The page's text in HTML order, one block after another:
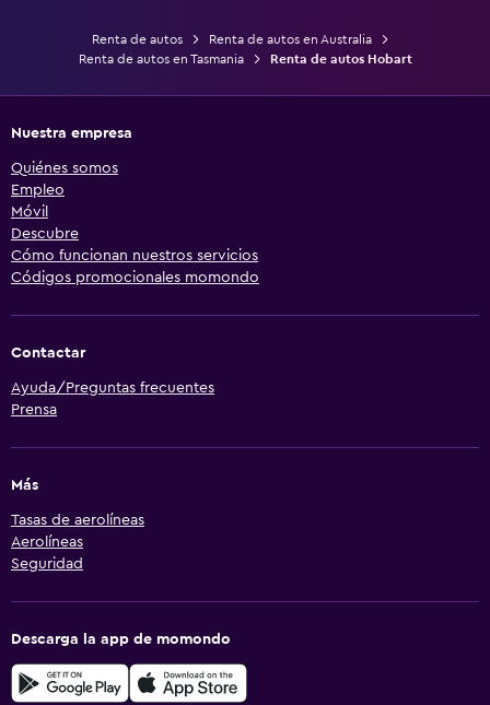
Renta de autos
Renta de autos en Australia
Renta de autos en Tasmania
Renta de autos Hobart
Nuestra empresa
Quiénes somos
Empleo
Móvil
Descubre
Cómo funcionan nuestros servicios
Códigos promocionales momondo
Contactar
Ayuda/Preguntas frecuentes
Prensa
Más
Tasas de aerolíneas
Aerolíneas
Seguridad
Descarga la app de momondo